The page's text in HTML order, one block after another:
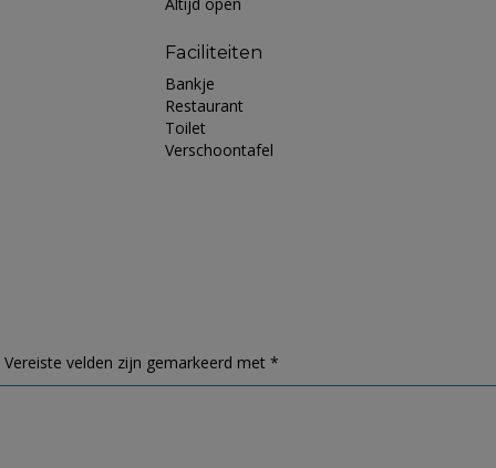
Faciliteiten
Bankje
Restaurant
Toilet
Verschoontafel
Vereiste velden zijn gemarkeerd met *